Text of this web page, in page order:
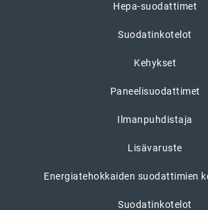
Hepa-suodattimet
Suodatinkotelot
Kehykset
Paneelisuodattimet
Ilmanpuhdistaja
Lisävaruste
Energiatehokkaiden suodattimien
Suodatinkotelot